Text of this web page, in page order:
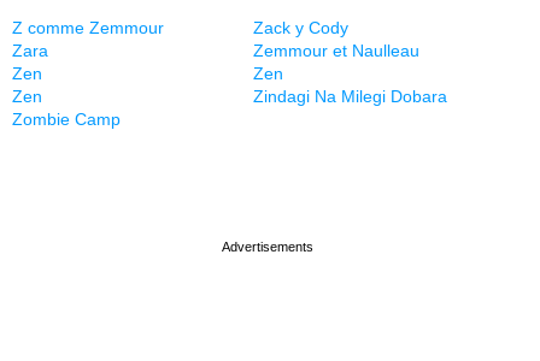
Z comme Zemmour
Zack y Cody
Zara
Zemmour et Naulleau
Zen
Zen
Zen
Zindagi Na Milegi Dobara
Zombie Camp